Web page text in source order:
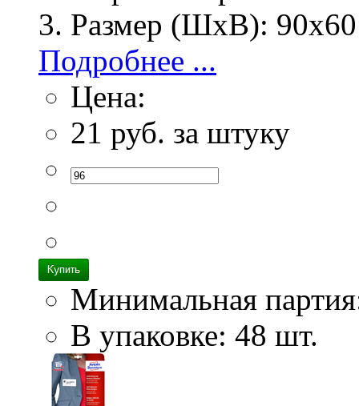
Размер (ШхВ):
Подробнее ...
Цена:
21 руб. за штуку
Минимальная
В упаковке: 48 шт.